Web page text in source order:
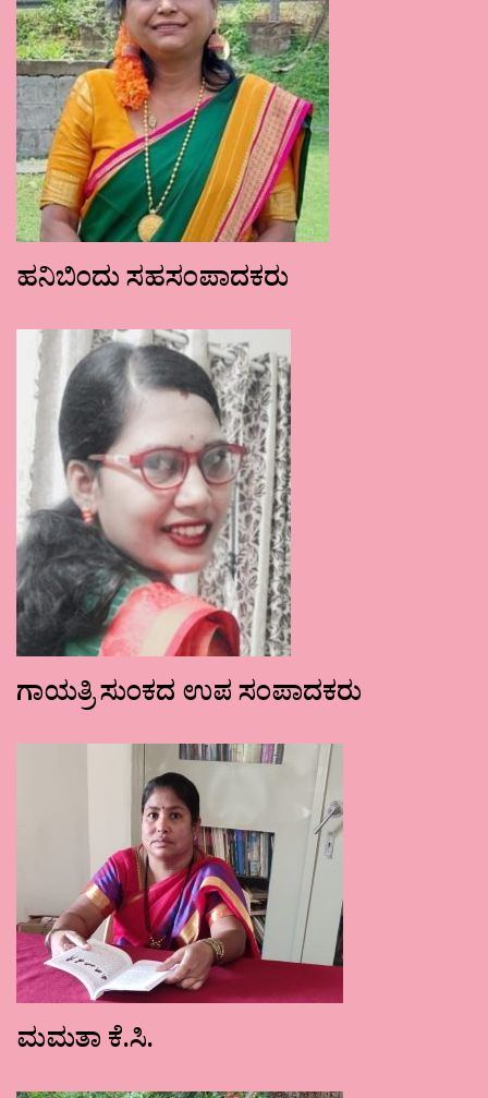
ಹನಿಬಿಂದು ಸಹಸಂಪಾದಕರು
ಗಾಯತ್ರಿ ಸುಂಕದ ಉಪ ಸಂಪಾದಕರು
ಮಮತಾ ಕೆ.ಸಿ.